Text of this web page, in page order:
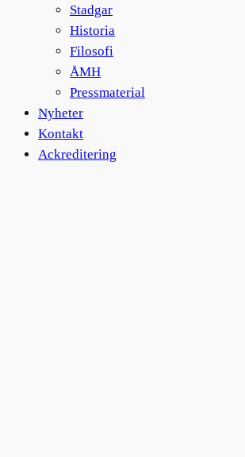
Stadgar
Historia
Filosofi
ÅMH
Pressmaterial
Nyheter
Kontakt
Ackreditering